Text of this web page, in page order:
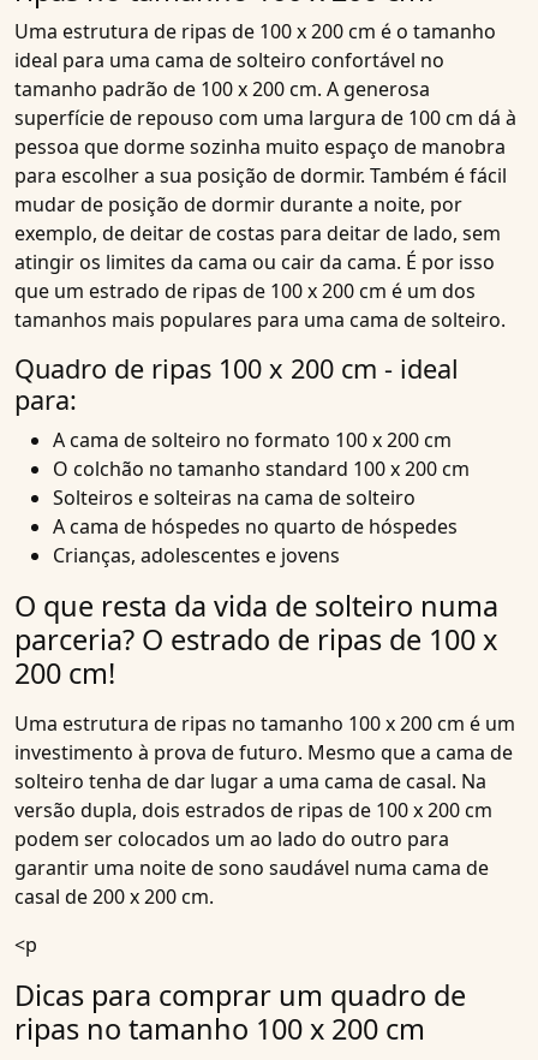
Uma estrutura de ripas de 100 x 200 cm é o tamanho
ideal para uma cama de solteiro confortável no
tamanho padrão de 100 x 200 cm. A generosa
superfície de repouso com uma largura de 100 cm dá à
pessoa que dorme sozinha muito espaço de manobra
para escolher a sua posição de dormir. Também é fácil
mudar de posição de dormir durante a noite, por
exemplo, de deitar de costas para deitar de lado, sem
atingir os limites da cama ou cair da cama. É por isso
que um estrado de ripas de 100 x 200 cm é um dos
tamanhos mais populares para uma cama de solteiro.
Quadro de ripas 100 x 200 cm - ideal
para:
A cama de solteiro no formato 100 x 200 cm
O colchão no tamanho standard 100 x 200 cm
Solteiros e solteiras na cama de solteiro
A cama de hóspedes no quarto de hóspedes
Crianças, adolescentes e jovens
O que resta da vida de solteiro numa
parceria? O estrado de ripas de 100 x
200 cm!
Uma estrutura de ripas no tamanho 100 x 200 cm é um
investimento à prova de futuro. Mesmo que a cama de
solteiro tenha de dar lugar a uma cama de casal. Na
versão dupla, dois estrados de ripas de 100 x 200 cm
podem ser colocados um ao lado do outro para
garantir uma noite de sono saudável numa cama de
casal de 200 x 200 cm.
<p
Dicas para comprar um quadro de
ripas no tamanho 100 x 200 cm